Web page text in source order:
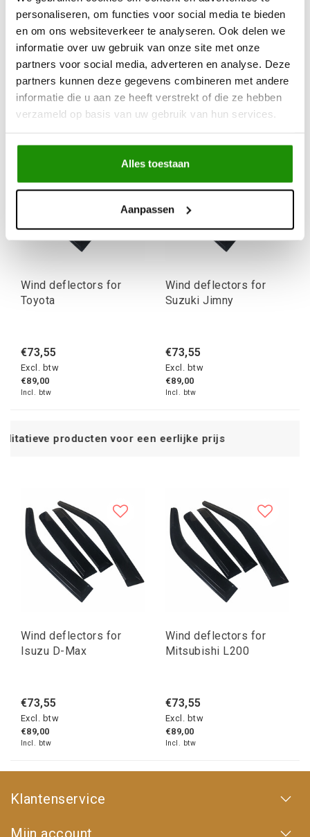
personaliseren, om functies voor social media te bieden
en om ons websiteverkeer te analyseren. Ook delen we
informatie over uw gebruik van onze site met onze
partners voor social media, adverteren en analyse. Deze
partners kunnen deze gegevens combineren met andere
informatie die u aan ze heeft verstrekt of die ze hebben
verzameld op basis van uw gebruik van hun services.
Alles toestaan
Aanpassen
Volkswagen Amarok
€73,55
€89,00
Incl. btw
€73,55
€89,00
Incl. btw
Wind deflectors for
Toyota
€73,55
Excl. btw
€89,00
Incl. btw
Wind deflectors for
Suzuki Jimny
€73,55
Excl. btw
€89,00
Incl. btw
voor een eerlijke prijs
Wind deflectors for
Isuzu D-Max
€73,55
Excl. btw
€89,00
Incl. btw
Wind deflectors for
Mitsubishi L200
€73,55
Excl. btw
€89,00
Incl. btw
Klantenservice
Mijn account